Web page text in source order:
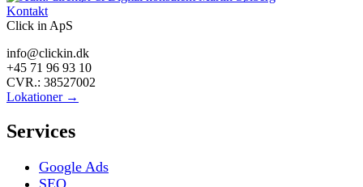
Kontakt
Click in ApS
info@clickin.dk
+45 71 96 93 10
CVR.: 38527002
Lokationer →
Services
Google Ads
SEO